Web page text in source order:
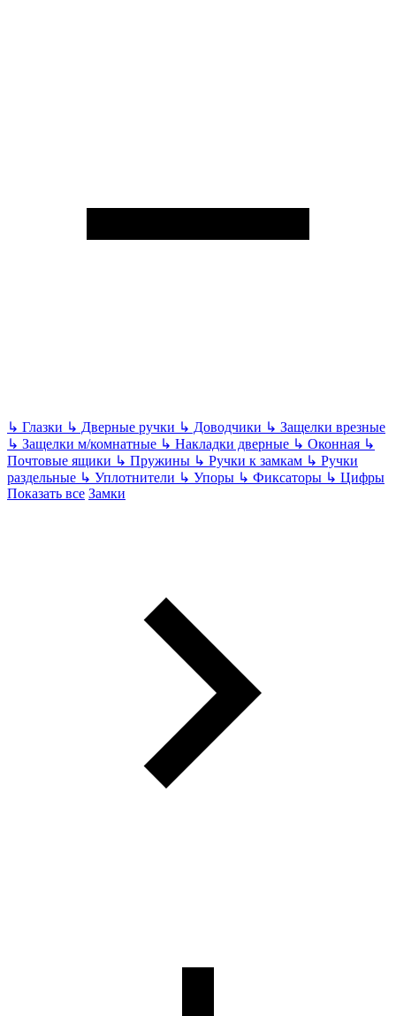
↳ Глазки ↳ Дверные ручки ↳ Доводчики ↳ Защелки врезные
↳ Защелки м/комнатные ↳ Накладки дверные ↳ Оконная ↳
Почтовые ящики ↳ Пружины ↳ Ручки к замкам ↳ Ручки
раздельные ↳ Уплотнители ↳ Упоры ↳ Фиксаторы ↳ Цифры
Показать все Замки